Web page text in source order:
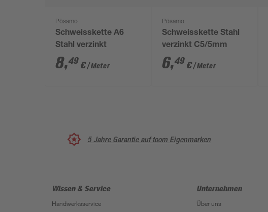
Pösamo
Schweisskette A6
Stahl verzinkt
8,49 €/ Meter
Pösamo
Schweisskette Stahl
verzinkt C5/5mm
6,49 €/ Meter
5 Jahre Garantie auf toom Eigenmarken
Wissen & Service
Handwerksservice
Unternehmen
Über uns